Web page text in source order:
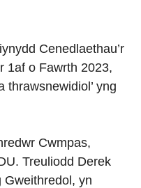
Cenedlaethau’r
1af o Fawrth 2023,
thrawsnewidiol’ yng
Cwmpas,
Treuliodd Derek
Gweithredol, yn